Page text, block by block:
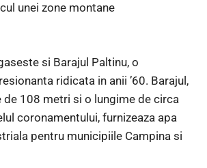
unei zone montane
si Barajul Paltinu, o
ridicata in anii ’60. Barajul,
de 108 metri si o lungime de circa
coronamentului, furnizeaza apa
pentru municipiile Campina si